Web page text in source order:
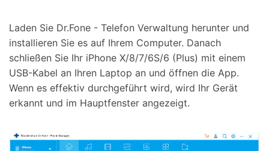
Laden Sie Dr.Fone - Telefon Verwaltung herunter und
installieren Sie es auf Ihrem Computer. Danach
schließen Sie Ihr iPhone X/8/7/6S/6 (Plus) mit einem
USB-Kabel an Ihren Laptop an und öffnen die App.
Wenn es effektiv durchgeführt wird, wird Ihr Gerät
erkannt und im Hauptfenster angezeigt.